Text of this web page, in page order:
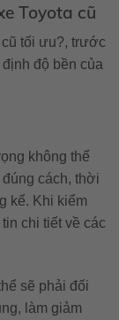
Toyota cũ
tối ưu?, trước
độ bền của
không thể
cách, thời
kể. Khi kiểm
chi tiết về các
sẽ phải đối
làm giảm